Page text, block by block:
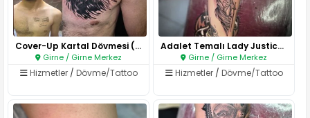
Cover-Up Kartal Dövmesi (Önces..
Girne / Girne Merkez
Hizmetler/ Dövme/Tattoo
Adalet Temalı Lady Justice Döv..
Girne / Girne Merkez
Hizmetler/ Dövme/Tattoo